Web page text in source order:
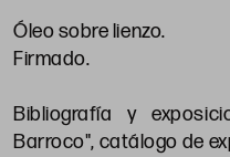
Óleo sobre lienzo.
Firmado.
Bibliografía y
Barroco", catálogo de